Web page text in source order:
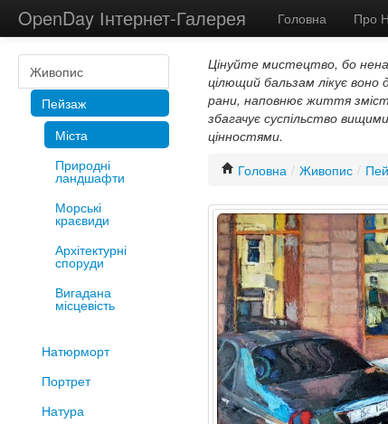
OpenDay Інтернет-Галерея Головна Про
Живопис
Пейзаж
Міста
Природні
ландшафти
Морські
краєвиди
Архітектурні
споруди
Вигадана
місцевість
Натюрморт
Портрет
Натура
Цінуйте мистецтво, бо
цілющий бальзам лікує воно
рани, наповнює життя
збагачує суспільство вищими
цінностями.
Головна / Живопис /